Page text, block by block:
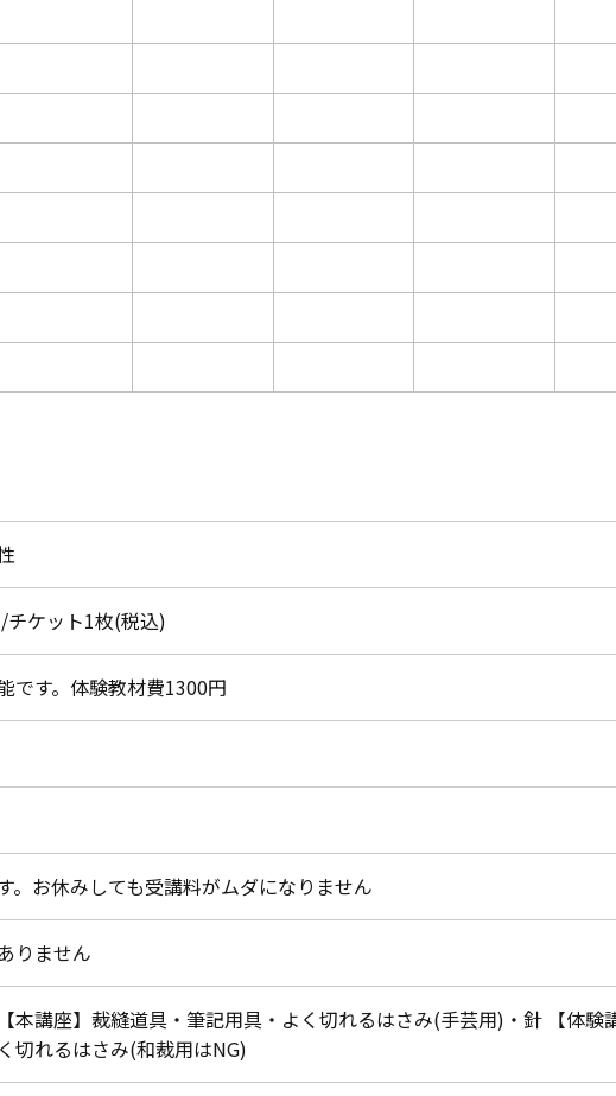
チケット1枚(税込)
です。体験教材費1300円
。お休みしても受講料がムダになりません
りません
本講座】裁縫道具・筆記用具・よく切れるはさみ(手芸用)・針 【体験
切れるはさみ(和裁用はNG)